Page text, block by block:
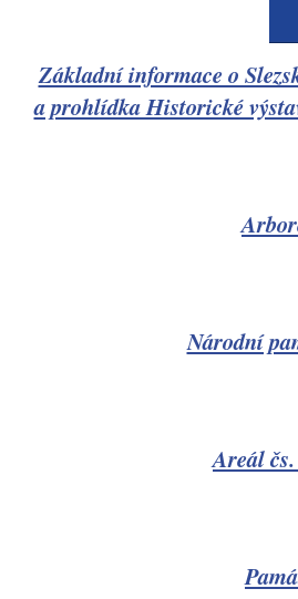
Základní informace o
a prohlídka Historické
Národní
Areál